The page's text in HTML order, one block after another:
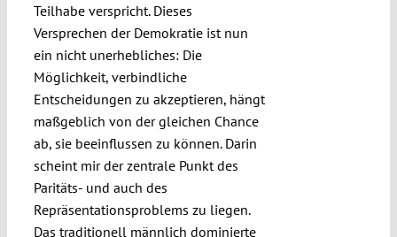
Teilhabe verspricht. Dieses
Versprechen der Demokratie ist nun
ein nicht unerhebliches: Die
Möglichkeit, verbindliche
Entscheidungen zu akzeptieren, hängt
maßgeblich von der gleichen Chance
ab, sie beeinflussen zu können. Darin
scheint mir der zentrale Punkt des
Paritäts- und auch des
Repräsentationsproblems zu liegen.
Das traditionell männlich dominierte